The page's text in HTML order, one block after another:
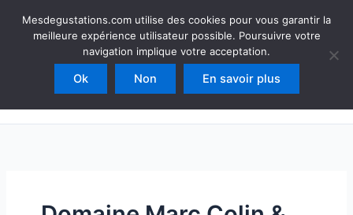
Mesdegustations
Dégustations, accords & autour du vin
Rechercher
Mesdegustations.com utilise des cookies pour vous garantir la
meilleure expérience utilisateur possible. Poursuivre votre
navigation implique votre acceptation.
Ok Non En savoir plus